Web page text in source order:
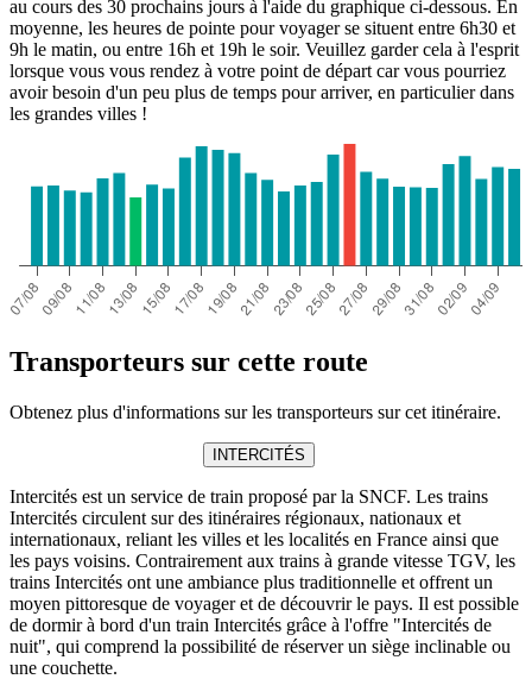
au cours des 30 prochains jours à l'aide du graphique ci-dessous. En
moyenne, les heures de pointe pour voyager se situent entre 6h30 et
9h le matin, ou entre 16h et 19h le soir. Veuillez garder cela à l'esprit
lorsque vous vous rendez à votre point de départ car vous pourriez
avoir besoin d'un peu plus de temps pour arriver, en particulier dans
les grandes villes !
Transporteurs sur cette route
Obtenez plus d'informations sur les transporteurs sur cet itinéraire.
INTERCITÉS
Intercités est un service de train proposé par la SNCF. Les trains
Intercités circulent sur des itinéraires régionaux, nationaux et
internationaux, reliant les villes et les localités en France ainsi que
les pays voisins. Contrairement aux trains à grande vitesse TGV, les
trains Intercités ont une ambiance plus traditionnelle et offrent un
moyen pittoresque de voyager et de découvrir le pays. Il est possible
de dormir à bord d'un train Intercités grâce à l'offre "Intercités de
nuit", qui comprend la possibilité de réserver un siège inclinable ou
une couchette.